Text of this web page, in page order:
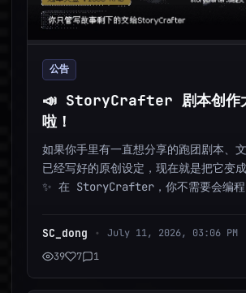
公告
📣 StoryCrafter 剧本创作
啦！
如果你手里有一直想分享的跑团剧本、
已经写好的原创设定，现在就是把它变
✨ 在 StoryCrafter，你不需要会编程
SC_dong •
July 11, 2026, 03:06 PM
39
7 1